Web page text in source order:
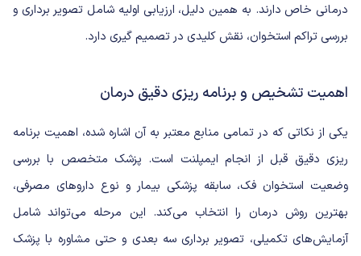
درمانی خاص دارند. به همین دلیل، ارزیابی اولیه شامل تصویر برداری و
بررسی تراکم استخوان، نقش کلیدی در تصمیم گیری دارد.
اهمیت تشخیص و برنامه ریزی دقیق درمان
یکی از نکاتی که در تمامی منابع معتبر به آن اشاره شده، اهمیت برنامه
ریزی دقیق قبل از انجام ایمپلنت است. پزشک متخصص با بررسی
وضعیت استخوان فک، سابقه پزشکی بیمار و نوع داروهای مصرفی،
بهترین روش درمان را انتخاب می‌کند. این مرحله می‌تواند شامل
آزمایش‌های تکمیلی، تصویر برداری سه بعدی و حتی مشاوره با پزشک